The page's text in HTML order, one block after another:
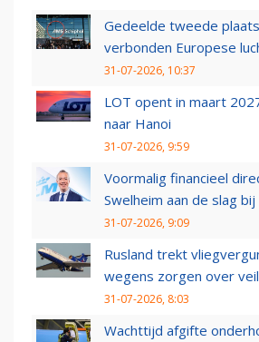
Gedeelde tweede
verbonden Europese
31-07-2026, 10:37
LOT opent in maart
naar Hanoi
31-07-2026, 9:59
Voormalig financieel
Swelheim aan de slag bij
31-07-2026, 9:09
Rusland trekt
wegens zorgen over
31-07-2026, 8:03
Wachttijd afgifte